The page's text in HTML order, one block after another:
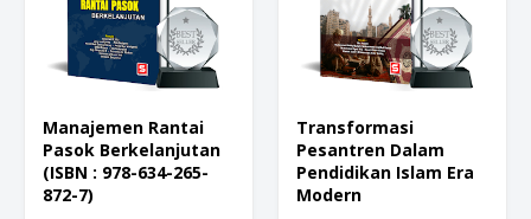
Manajemen Rantai
Pasok Berkelanjutan
(ISBN : 978-634-265-
872-7)
Transformasi
Pesantren Dalam
Pendidikan Islam Era
Modern